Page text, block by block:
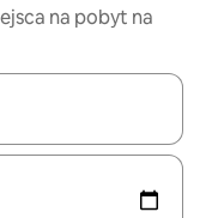
na pobyt na
się po nich za